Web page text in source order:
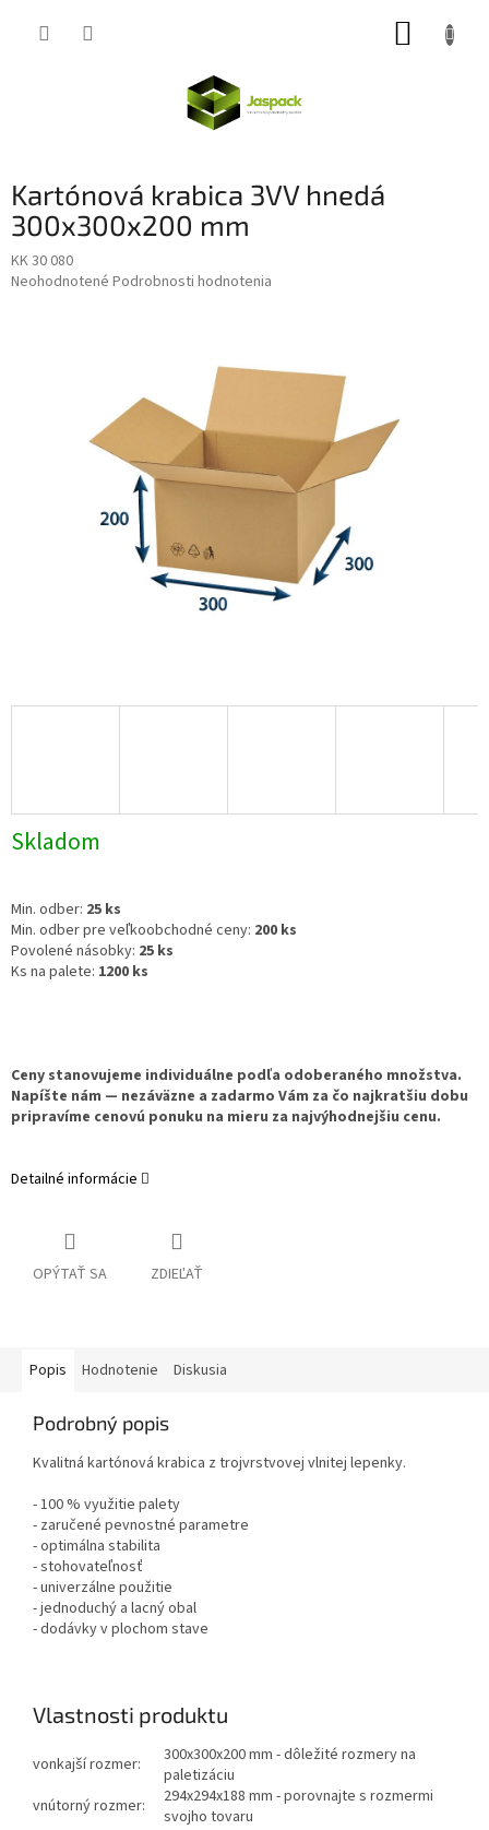
Kartónová krabica 3VV hnedá
300x300x200 mm
KK 30 080
Priemerné
Neohodnotené Podrobnosti hodnotenia
Skladom
Min. odber: 25 ks
Min. odber pre veľkoobchodné ceny: 200 ks
Povolené násobky: 25 ks
Ks na palete: 1200 ks
Ceny stanovujeme individuálne podľa odoberaného množstva.
Napíšte nám — nezáväzne a zadarmo Vám za čo najkratšiu dobu
pripravíme cenovú ponuku na mieru za najvýhodnejšiu cenu.
Detailné informácie
OPÝTAŤ SA ZDIEĽAŤ
Popis Hodnotenie Diskusia
Podrobný popis
Kvalitná kartónová krabica z trojvrstvovej vlnitej lepenky.
- 100 % využitie palety
- zaručené pevnostné parametre
- optimálna stabilita
- stohovateľnosť
- univerzálne použitie
- jednoduchý a lacný obal
- dodávky v plochom stave
Vlastnosti produktu
vonkajší rozmer:
300x300x200 mm - dôležité rozmery na
paletizáciu
vnútorný rozmer:
294x294x188 mm - porovnajte s rozmermi
svojho tovaru